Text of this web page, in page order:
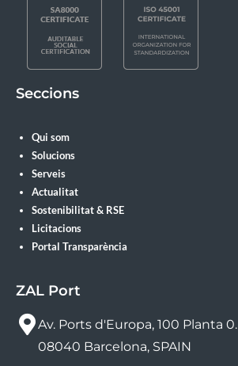
Seccions
Qui som
Solucions
Serveis
Actualitat
Sostenibilitat & RSE
Licitacions
Portal Transparència
ZAL Port
Av. Ports d'Europa, 100 Planta 0.
08040 Barcelona, SPAIN